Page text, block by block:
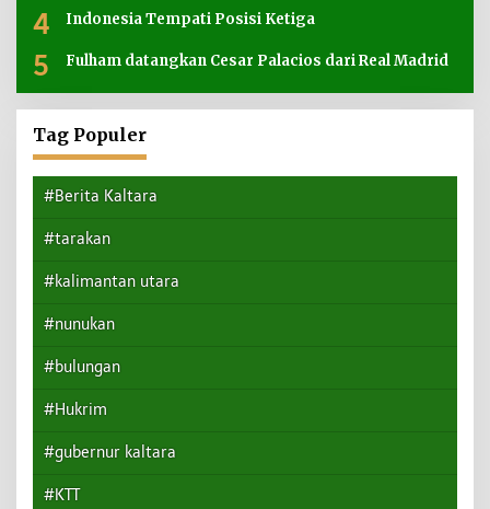
4 Indonesia Tempati Posisi Ketiga
5 Fulham datangkan Cesar Palacios dari Real Madrid
Tag Populer
#Berita Kaltara
#tarakan
#kalimantan utara
#nunukan
#bulungan
#Hukrim
#gubernur kaltara
#KTT